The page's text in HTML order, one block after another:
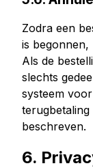
Zodra een
is begonnen,
Als de
slechts
systeem
beschreven.
6.